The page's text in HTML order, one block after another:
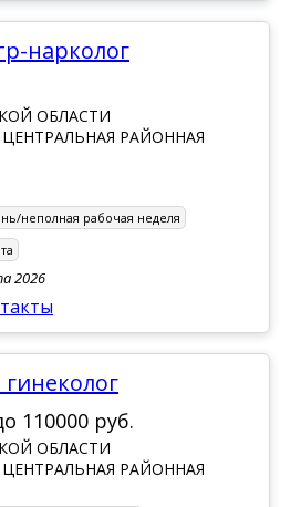
нарколог
ОБЛАСТИ
РАЙОННАЯ
неполная рабочая неделя
2026
гинеколог
110000 руб.
ОБЛАСТИ
РАЙОННАЯ